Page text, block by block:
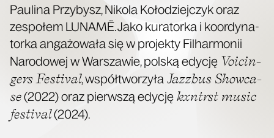
Pau­li­na Przy­bysz, Niko­la Koło­dziej­czyk oraz
zespo­łem LUNAMË. Jako kura­tor­ka i koor­dy­na­
tor­ka anga­żo­wa­ła się w pro­jek­ty Fil­har­mo­nii
Naro­do­wej w War­sza­wie, pol­ską edy­cję Voicin­
gers Festi­val, współ­two­rzy­ła Jazz­bus Show­ca­
se(2022) oraz pierw­szą edy­cję kxn­trst music
festi­val(2024).